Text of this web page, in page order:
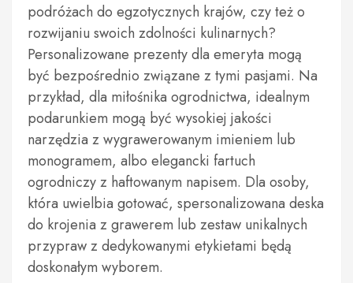
podróżach do egzotycznych krajów, czy też o
rozwijaniu swoich zdolności kulinarnych?
Personalizowane prezenty dla emeryta mogą
być bezpośrednio związane z tymi pasjami. Na
przykład, dla miłośnika ogrodnictwa, idealnym
podarunkiem mogą być wysokiej jakości
narzędzia z wygrawerowanym imieniem lub
monogramem, albo elegancki fartuch
ogrodniczy z haftowanym napisem. Dla osoby,
która uwielbia gotować, spersonalizowana deska
do krojenia z grawerem lub zestaw unikalnych
przypraw z dedykowanymi etykietami będą
doskonałym wyborem.